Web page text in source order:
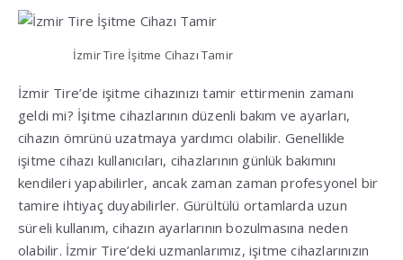
İzmir Tire İşitme Cihazı Tamir
İzmir Tire’de işitme cihazınızı tamir ettirmenin zamanı
geldi mi? İşitme cihazlarının düzenli bakım ve ayarları,
cihazın ömrünü uzatmaya yardımcı olabilir. Genellikle
işitme cihazı kullanıcıları, cihazlarının günlük bakımını
kendileri yapabilirler, ancak zaman zaman profesyonel bir
tamire ihtiyaç duyabilirler. Gürültülü ortamlarda uzun
süreli kullanım, cihazın ayarlarının bozulmasına neden
olabilir. İzmir Tire’deki uzmanlarımız, işitme cihazlarınızın